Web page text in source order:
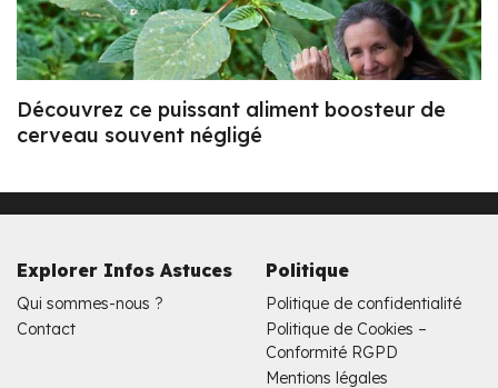
Découvrez ce puissant aliment boosteur de
cerveau souvent négligé
Explorer Infos Astuces
Qui sommes-nous ?
Contact
Politique
Politique de confidentialité
Politique de Cookies –
Conformité RGPD
Mentions légales